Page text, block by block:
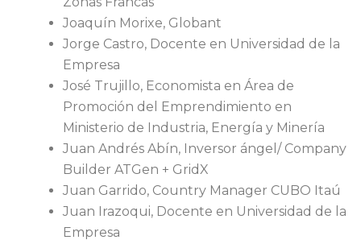
Joaquín Morixe, Globant
Jorge Castro, Docente en Universidad de la
Empresa
José Trujillo, Economista en Área de
Promoción del Emprendimiento en
Ministerio de Industria, Energía y Minería
Juan Andrés Abín, Inversor ángel/ Company
Builder ATGen + GridX
Juan Garrido, Country Manager CUBO Itaú
Juan Irazoqui, Docente en Universidad de la
Empresa